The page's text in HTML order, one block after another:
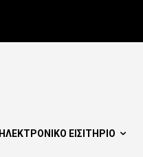
ΗΛΕΚΤΡΟΝΙΚΟ ΕΙΣΙΤΗΡΙΟ